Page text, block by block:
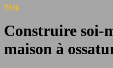
Blog
Construire soi-
maison à